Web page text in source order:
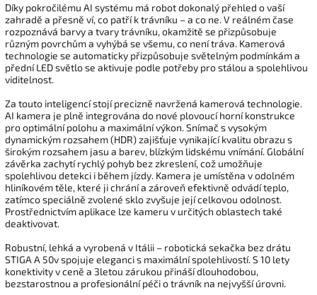
Díky pokročilému AI systému má robot dokonalý přehled o vaší
zahradě a přesně ví, co patří k trávníku – a co ne. V reálném čase
rozpoznává barvy a tvary trávníku, okamžitě se přizpůsobuje
různým povrchům a vyhýbá se všemu, co není tráva. Kamerová
technologie se automaticky přizpůsobuje světelným podmínkám a
přední LED světlo se aktivuje podle potřeby pro stálou a spolehlivou
viditelnost.
Za touto inteligencí stojí precizně navržená kamerová technologie.
AI kamera je plně integrována do nové plovoucí horní konstrukce
pro optimální polohu a maximální výkon. Snímač s vysokým
dynamickým rozsahem (HDR) zajišťuje vynikající kvalitu obrazu s
širokým rozsahem jasu a barev, blízkým lidskému vnímání. Globální
závěrka zachytí rychlý pohyb bez zkreslení, což umožňuje
spolehlivou detekci i během jízdy. Kamera je umístěna v odolném
hliníkovém těle, které ji chrání a zároveň efektivně odvádí teplo,
zatímco speciálně zvolené sklo zvyšuje její celkovou odolnost.
Prostřednictvím aplikace lze kameru v určitých oblastech také
deaktivovat.
Robustní, lehká a vyrobená v Itálii – robotická sekačka bez drátu
STIGA A 50v spojuje eleganci s maximální spolehlivostí. S 10 lety
konektivity v ceně a 3letou zárukou přináší dlouhodobou,
bezstarostnou a profesionální péči o trávník na nejvyšší úrovni.